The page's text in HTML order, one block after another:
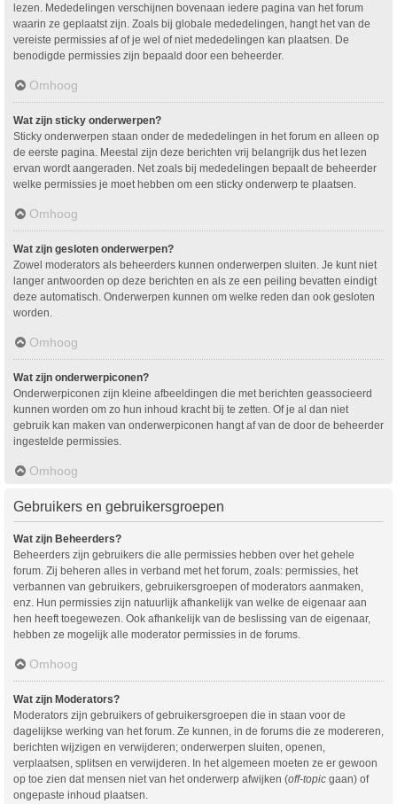
lezen. Mededelingen verschijnen bovenaan iedere pagina van het forum
waarin ze geplaatst zijn. Zoals bij globale mededelingen, hangt het van de
vereiste permissies af of je wel of niet mededelingen kan plaatsen. De
benodigde permissies zijn bepaald door een beheerder.
Omhoog
Wat zijn sticky onderwerpen?
Sticky onderwerpen staan onder de mededelingen in het forum en alleen op
de eerste pagina. Meestal zijn deze berichten vrij belangrijk dus het lezen
ervan wordt aangeraden. Net zoals bij mededelingen bepaalt de beheerder
welke permissies je moet hebben om een sticky onderwerp te plaatsen.
Omhoog
Wat zijn gesloten onderwerpen?
Zowel moderators als beheerders kunnen onderwerpen sluiten. Je kunt niet
langer antwoorden op deze berichten en als ze een peiling bevatten eindigt
deze automatisch. Onderwerpen kunnen om welke reden dan ook gesloten
worden.
Omhoog
Wat zijn onderwerpiconen?
Onderwerpiconen zijn kleine afbeeldingen die met berichten geassocieerd
kunnen worden om zo hun inhoud kracht bij te zetten. Of je al dan niet
gebruik kan maken van onderwerpiconen hangt af van de door de beheerder
ingestelde permissies.
Omhoog
Gebruikers en gebruikersgroepen
Wat zijn Beheerders?
Beheerders zijn gebruikers die alle permissies hebben over het gehele
forum. Zij beheren alles in verband met het forum, zoals: permissies, het
verbannen van gebruikers, gebruikersgroepen of moderators aanmaken,
enz. Hun permissies zijn natuurlijk afhankelijk van welke de eigenaar aan
hen heeft toegewezen. Ook afhankelijk van de beslissing van de eigenaar,
hebben ze mogelijk alle moderator permissies in de forums.
Omhoog
Wat zijn Moderators?
Moderators zijn gebruikers of gebruikersgroepen die in staan voor de
dagelijkse werking van het forum. Ze kunnen, in de forums die ze modereren,
berichten wijzigen en verwijderen; onderwerpen sluiten, openen,
verplaatsen, splitsen en verwijderen. In het algemeen moeten ze er gewoon
op toe zien dat mensen niet van het onderwerp afwijken (off-topic gaan) of
ongepaste inhoud plaatsen.